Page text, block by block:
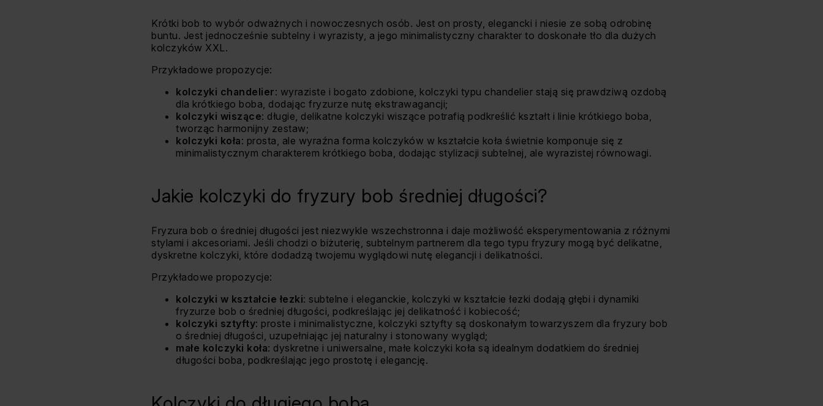
Krótki bob to wybór odważnych i nowoczesnych osób. Jest on prosty, elegancki i niesie ze sobą odrobinę
buntu. Jest jednocześnie subtelny i wyrazisty, a jego minimalistyczny charakter to doskonałe tło dla dużych
kolczyków XXL.
Przykładowe propozycje:
kolczyki chandelier: wyraziste i bogato zdobione, kolczyki typu chandelier stają się prawdziwą ozdobą
dla krótkiego boba, dodając fryzurze nutę ekstrawagancji;
kolczyki wiszące: długie, delikatne kolczyki wiszące potrafią podkreślić kształt i linie krótkiego boba,
tworząc harmonijny zestaw;
kolczyki koła: prosta, ale wyraźna forma kolczyków w kształcie koła świetnie komponuje się z
minimalistycznym charakterem krótkiego boba, dodając stylizacji subtelnej, ale wyrazistej równowagi.
Jakie kolczyki do fryzury bob średniej długości?
Fryzura bob o średniej długości jest niezwykle wszechstronna i daje możliwość eksperymentowania z różnymi
stylami i akcesoriami. Jeśli chodzi o biżuterię, subtelnym partnerem dla tego typu fryzury mogą być delikatne,
dyskretne kolczyki, które dodadzą twojemu wyglądowi nutę elegancji i delikatności.
Przykładowe propozycje:
kolczyki w kształcie łezki: subtelne i eleganckie, kolczyki w kształcie łezki dodają głębi i dynamiki
fryzurze bob o średniej długości, podkreślając jej delikatność i kobiecość;
kolczyki sztyfty: proste i minimalistyczne, kolczyki sztyfty są doskonałym towarzyszem dla fryzury bob
o średniej długości, uzupełniając jej naturalny i stonowany wygląd;
małe kolczyki koła: dyskretne i uniwersalne, małe kolczyki koła są idealnym dodatkiem do średniej
długości boba, podkreślając jego prostotę i elegancję.